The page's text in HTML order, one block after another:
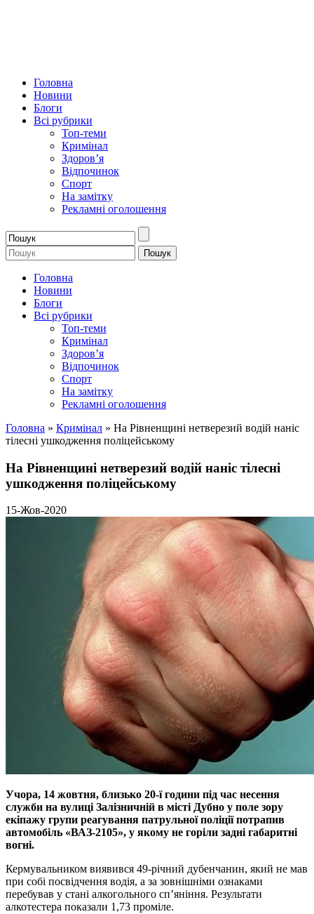
Головна
Новини
Блоги
Всі рубрики
Топ-теми
Кримінал
Здоров’я
Відпочинок
Спорт
На замітку
Рекламні оголошення
Головна
Новини
Блоги
Всі рубрики
Топ-теми
Кримінал
Здоров’я
Відпочинок
Спорт
На замітку
Рекламні оголошення
Головна » Кримінал » На Рівненщині нетверезий водій наніс
тілесні ушкодження поліцейському
На Рівненщині нетверезий водій наніс тілесні
ушкодження поліцейському
15-Жов-2020
Учора, 14 жовтня, близько 20-ї години під час несення
служби на вулиці Залізничній в місті Дубно у поле зору
екіпажу групи реагування патрульної поліції потрапив
автомобіль «ВАЗ-2105», у якому не горіли задні габаритні
вогні.
Кермувальником виявився 49-річний дубенчанин, який не мав
при собі посвідчення водія, а за зовнішніми ознаками
перебував у стані алкогольного сп’яніння. Результати
алкотестера показали 1,73 проміле.